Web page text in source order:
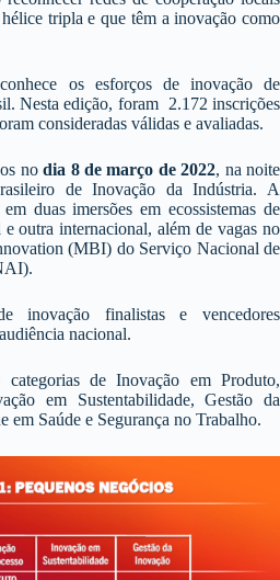
tripla e que têm a inovação como
os esforços de inovação de
Nesta edição, foram 2.172 inscrições
consideradas válidas e avaliadas.
nodia 8 de março de 2022, na noite
de Inovação da Indústria. A
duas imersões em ecossistemas de
outra internacional, além de vagas no
(MBI) do Serviço Nacional de
inovação finalistas e vencedores
nacional.
categorias de Inovação em Produto,
em Sustentabilidade, Gestão da
em Saúde e Segurança no Trabalho.